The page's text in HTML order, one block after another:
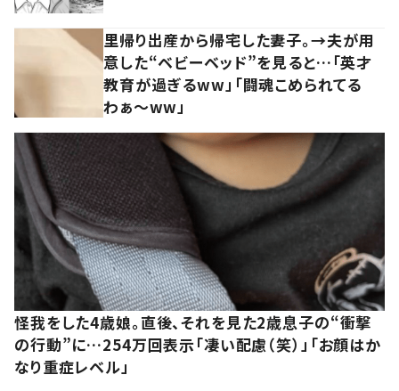
里帰り出産から帰宅した妻子。→夫が用
意した“ベビーベッド”を見ると…「英才
教育が過ぎるww」「闘魂こめられてる
わぁ～ww」
怪我をした4歳娘。直後、それを見た2歳息子の“衝撃
の行動”に…254万回表示「凄い配慮（笑）」「お顔はか
なり重症レベル」